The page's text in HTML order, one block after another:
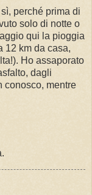
perché prima di
solo di notte o
qui la pioggia
12 km da casa,
Ho assaporato
dagli
conosco, mentre